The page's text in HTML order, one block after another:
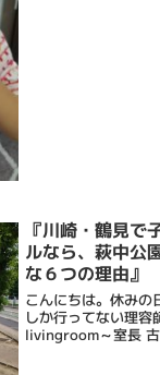
『川崎・鶴見で
ルなら、萩中公
な６つの理由』
こんにちは。休みの
しか行ってない理容
livingroom～室長